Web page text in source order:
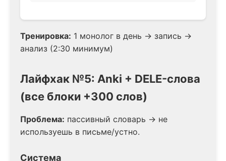
Тренировка: 1 монолог в день → запись →
анализ (2:30 минимум)
Лайфхак №5: Anki + DELE-слова
(все блоки +300 слов)
Проблема: пассивный словарь → не
используешь в письме/устно.
Система